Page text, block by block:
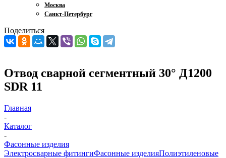
Москва
Санкт-Петербург
Поделиться
Отвод сварной сегментный 30° Д1200
SDR 11
Главная
-
Каталог
-
Фасонные изделия
Электросварные фитингиФасонные изделияПолиэтиленовые